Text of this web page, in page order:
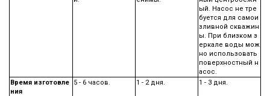
ый. Насос не тре
буется для самои
зливной скважин
ы. При близком з
еркале воды мож
но использовать
поверхностный н
асос.
Время изготовле
ния
5 - 6 часов. 1 - 2 дня. 1 - 3 дня.